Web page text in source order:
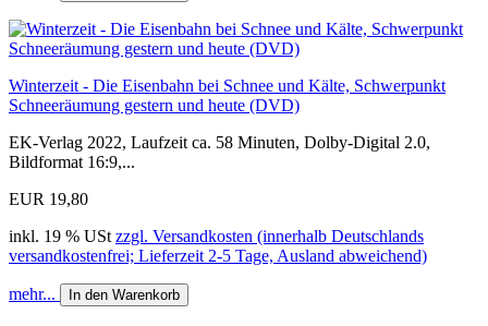
Winterzeit - Die Eisenbahn bei Schnee und Kälte, Schwerpunkt
Schneeräumung gestern und heute (DVD)
EK-Verlag 2022, Laufzeit ca. 58 Minuten, Dolby-Digital 2.0,
Bildformat 16:9,...
EUR 19,80
inkl. 19 % USt zzgl. Versandkosten (innerhalb Deutschlands
versandkostenfrei; Lieferzeit 2-5 Tage, Ausland abweichend)
mehr... In den Warenkorb